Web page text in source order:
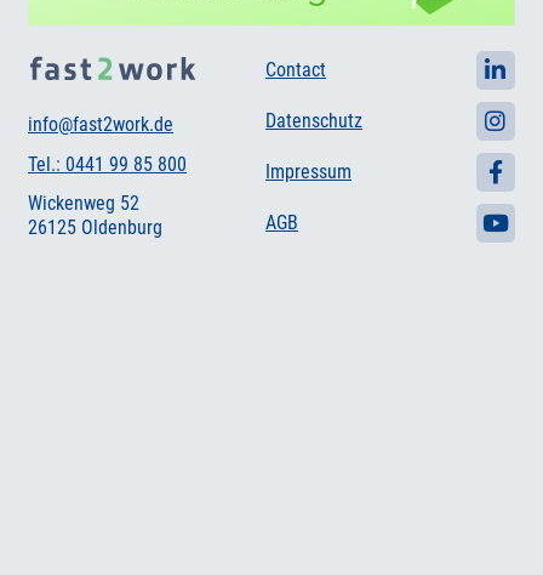
info@fast2work.de
Tel.: 0441 99 85 800
Wickenweg 52
26125 Oldenburg
Contact
Datenschutz
Impressum
AGB